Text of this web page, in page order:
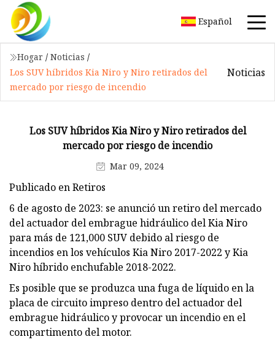
Español
Hogar / Noticias /
Los SUV híbridos Kia Niro y Niro retirados del
mercado por riesgo de incendio
Noticias
Los SUV híbridos Kia Niro y Niro retirados del
mercado por riesgo de incendio
Mar 09, 2024
Publicado en Retiros
6 de agosto de 2023: se anunció un retiro del mercado
del actuador del embrague hidráulico del Kia Niro
para más de 121,000 SUV debido al riesgo de
incendios en los vehículos Kia Niro 2017-2022 y Kia
Niro híbrido enchufable 2018-2022.
Es posible que se produzca una fuga de líquido en la
placa de circuito impreso dentro del actuador del
embrague hidráulico y provocar un incendio en el
compartimento del motor.